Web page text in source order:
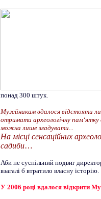
понад 300 штук.
Музейникам вдалося відстояти
отримати археологічну
можна лише згадувати...
На місці сенсаційних
садиби…
Аби не суспільний подвиг
взагалі б втратило власну історію.
У 2006 році вдалося відкрити